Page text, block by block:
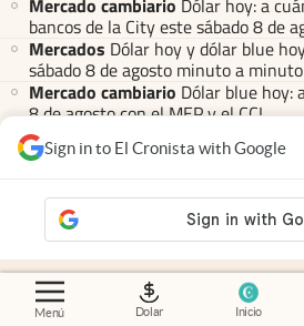
Menú Dolar Inicio
Sign in to El Cronista with Google
Mercado cambiario Dólar hoy: a
bancos de la City este sábado 8 de
Mercados Dólar hoy y dólar blue
sábado 8 de agosto minuto a minuto
Mercado cambiario Dólar blue hoy:
8 de agosto con el MEP y el CCL
Contacto Canales de WhatsApp